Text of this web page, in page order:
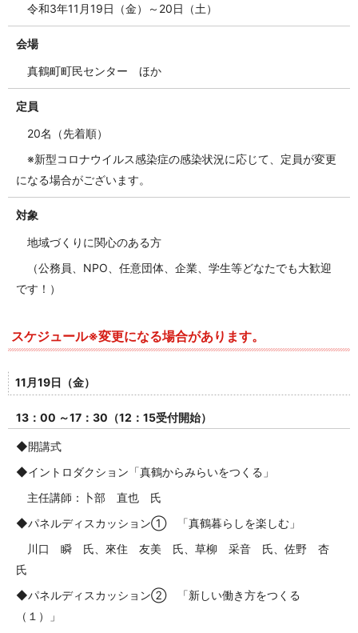
令和3年11月19日（金）～20日（土）
会場
真鶴町町民センター ほか
定員
20名
（先着順）
※新型コロナウイルス感染症の感染状況に応じて、定員が変更
になる場合がございます。
対象
地域づくりに関心のある方
（公務員、NPO、任意団体、企業、学生等どなたでも大歓迎
です！）
スケジュール※変更になる場合があります。
11月19日（金）
13：00 ～17：30（12：15受付開始）
◆開講式
◆イントロダクション「真鶴からみらいをつくる」
主任講師：卜部 直也 氏
◆パネルディスカッション① 「真鶴暮らしを楽しむ」
川口 瞬 氏、來住 友美 氏、草柳 采音 氏、佐野 杏
氏
◆パネルディスカッション②「新しい働き方をつくる
（１）」